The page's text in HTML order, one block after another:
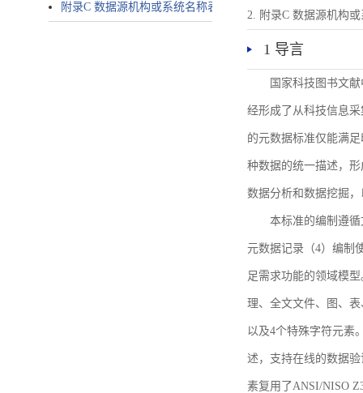
附录C 数据源机构或系统名称表
2. 附录C 数据源机构或
1 导言
国家科技图书文
经形成了从科技信息
的元数据标准仅能满
种数据的统一描述，
数据分析和数据挖掘
本标准的编制遵
元数据记录（4）编制
足需求功能的领域模
理、全文文件、图、
以及4个特殊字符元素
述，支持在线的数据
素复用了ANSI/NISO